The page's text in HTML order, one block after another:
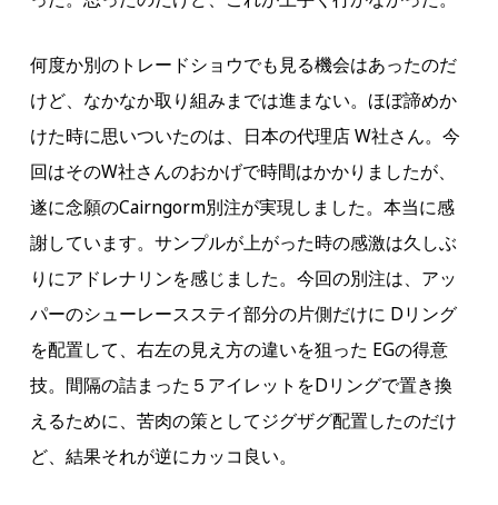
何度か別のトレードショウでも見る機会はあったのだ
けど、なかなか取り組みまでは進まない。ほぼ諦めか
けた時に思いついたのは、日本の代理店 W社さん。今
回はそのW社さんのおかげで時間はかかりましたが、
遂に念願のCairngorm別注が実現しました。本当に感
謝しています。サンプルが上がった時の感激は久しぶ
りにアドレナリンを感じました。今回の別注は、アッ
パーのシューレースステイ部分の片側だけに Dリング
を配置して、右左の見え方の違いを狙った EGの得意
技。間隔の詰まった５アイレットをDリングで置き換
えるために、苦肉の策としてジグザグ配置したのだけ
ど、結果それが逆にカッコ良い。